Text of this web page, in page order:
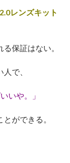
レンズキット
保証はない。
で、
いや。」
ができる。